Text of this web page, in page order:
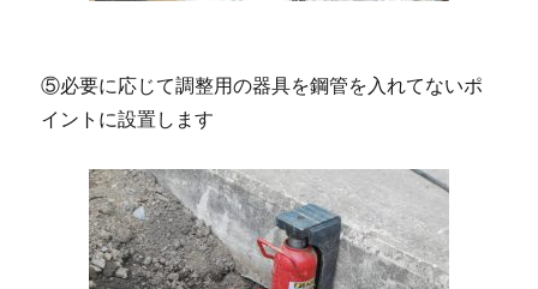
⑤必要に応じて調整用の器具を鋼管を入れてないポ
イントに設置します